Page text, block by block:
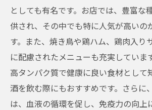
としても有名です。お店では、豊富な
供され、その中でも特に人気が高いの
す。また、焼き鳥や鶏ハム、鶏肉入り
に配慮されたメニューも充実していま
高タンパク質で健康に良い食材として
酒を飲む際にもおすすめです。さらに
は、血液の循環を促し、免疫力の向上